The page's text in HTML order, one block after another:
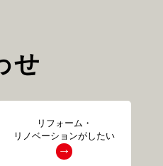
せ
リフォーム・
リノベーションがしたい